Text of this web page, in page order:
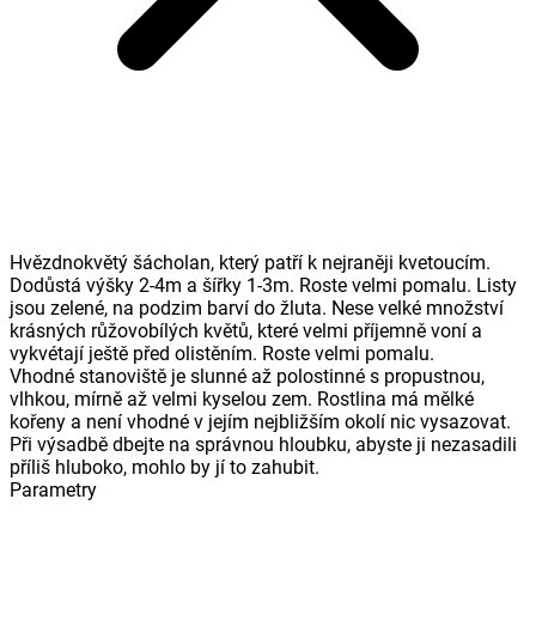
Hvězdnokvětý šácholan, který patří k nejraněji kvetoucím.
Dodůstá výšky 2-4m a šířky 1-3m. Roste velmi pomalu. Listy
jsou zelené, na podzim barví do žluta. Nese velké množství
krásných růžovobílých květů, které velmi příjemně voní a
vykvétají ještě před olistěním. Roste velmi pomalu.
Vhodné stanoviště je slunné až polostinné s propustnou,
vlhkou, mírně až velmi kyselou zem. Rostlina má mělké
kořeny a není vhodné v jejím nejbližším okolí nic vysazovat.
Při výsadbě dbejte na správnou hloubku, abyste ji nezasadili
příliš hluboko, mohlo by jí to zahubit.
Parametry